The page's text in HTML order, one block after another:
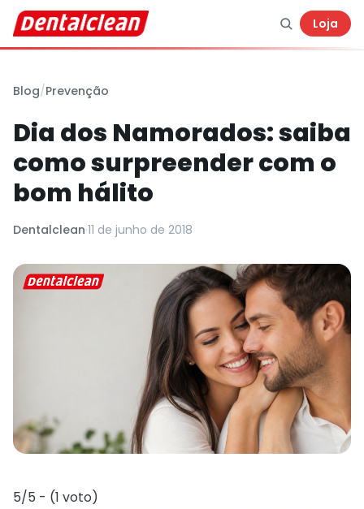
Loja
Blog/Prevenção
Dia dos Namorados: saiba
como surpreender com o
bom hálito
Dentalclean·11 de junho de 2018
5/5 - (1 voto)